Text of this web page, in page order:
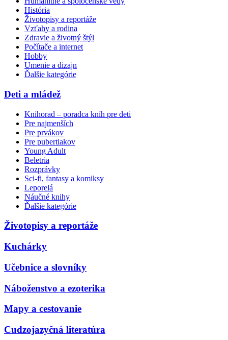
História
Životopisy a reportáže
Vzťahy a rodina
Zdravie a životný štýl
Počítače a internet
Hobby
Umenie a dizajn
Ďalšie kategórie
Deti a mládež
Knihorad – poradca kníh pre deti
Pre najmenších
Pre prvákov
Pre pubertiakov
Young Adult
Beletria
Rozprávky
Sci-fi, fantasy a komiksy
Leporelá
Náučné knihy
Ďalšie kategórie
Životopisy a reportáže
Kuchárky
Učebnice a slovníky
Náboženstvo a ezoterika
Mapy a cestovanie
Cudzojazyčná literatúra